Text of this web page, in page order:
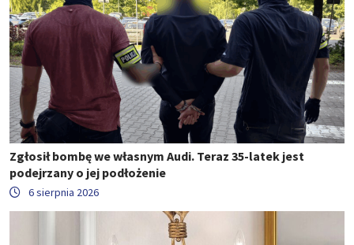
Zgłosił bombę we własnym Audi. Teraz 35-latek jest
podejrzany o jej podłożenie
6 sierpnia 2026